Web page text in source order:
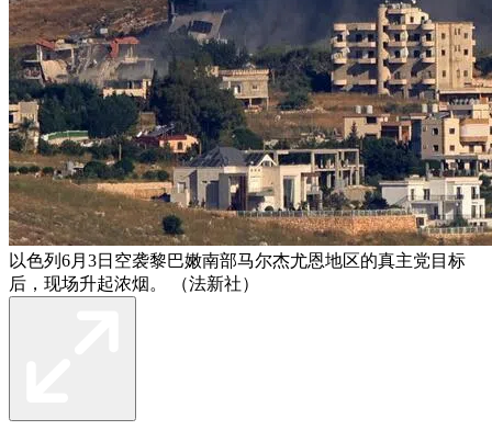
以色列6月3日空袭黎巴嫩南部马尔杰尤恩地区的真主党目标
后，现场升起浓烟。 （法新社）